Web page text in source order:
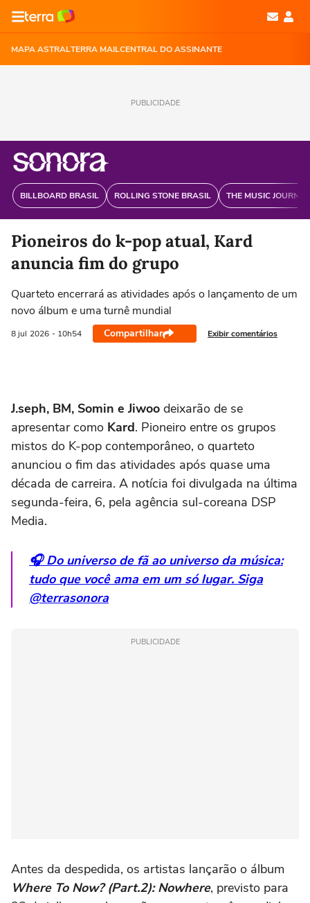
MAPA ASTRALTERRA MAILCENTRAL DO ASSINANTE
PUBLICIDADE
BILLBOARD BRASIL ROLLING STONE BRASIL THE MUSIC
Pioneiros do k-pop atual, Kard
anuncia fim do grupo
Quarteto encerrará as atividades após o lançamento de um
novo álbum e uma turnê mundial
8 jul 2026 - 10h54 Compartilhar Exibir comentários
J.seph, BM, Somin e Jiwoo deixarão de se
apresentar como Kard. Pioneiro entre os grupos
mistos do K-pop contemporâneo, o quarteto
anunciou o fim das atividades após quase uma
década de carreira. A notícia foi divulgada na última
segunda-feira, 6, pela agência sul-coreana DSP
Media.
🎧 Do universo de fã ao universo da música:
tudo que você ama em um só lugar. Siga
@terrasonora
PUBLICIDADE
Antes da despedida, os artistas lançarão o álbum
Where To Now? (Part.2): Nowhere, previsto para